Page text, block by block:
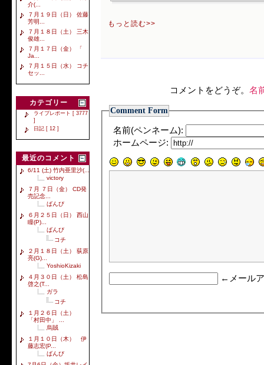
介(...
７月１９日（日） 佐藤
芳明...
７月１８日（土） 三木
俊雄...
７月１７日（金） 「
Ja...
７月１５日（水） コチ
セッ...
カテゴリー
ライブレポート [ 3777
]
日記 [ 12 ]
最近のコメント
6/11 (土) 竹内亜里沙(...
victory
７月 ７日（金） CD発
売記念...
ばんび
６月２５日（日） 西山
瞳(P)...
ばんび
コチ
２月１８日（土） 荻原
亮(G)...
YoshioKizaki
４月３０日（土） 松島
啓之(T...
ガラ
コチ
１月２６日（土）
「村田中」 ...
烏賊
１月１０日（木） 伊
藤志宏(P...
ばんび
もっと読む>>
コメントをどうぞ。 名
Comment Form
名前(ペンネーム):
ホームページ:
←メール